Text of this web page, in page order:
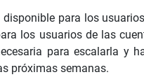
para los
los usuarios de las
para escalarla y
próximas semanas.